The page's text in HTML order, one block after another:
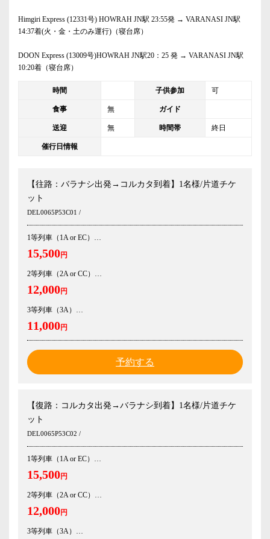
Himgiri Express (12331号) HOWRAH JN駅 23:55発 → VARANASI JN駅
14:37着(火・金・土のみ運行)（寝台席）
DOON Express (13009号)HOWRAH JN駅20：25 発 → VARANASI JN駅
10:20着（寝台席）
時間 子供参加 可
食事 無 ガイド
送迎 無 時間帯 終日
催行日情報
【往路：バラナシ出発→コルカタ到着】1名様/片道チケ
ット
DEL0065P53C01 /
1等列車（1A or EC）
15,500円
2等列車（2A or CC）
12,000円
3等列車（3A）
11,000円
予約する
【復路：コルカタ出発→バラナシ到着】1名様/片道チケ
ット
DEL0065P53C02 /
1等列車（1A or EC）
15,500円
2等列車（2A or CC）
12,000円
3等列車（3A）